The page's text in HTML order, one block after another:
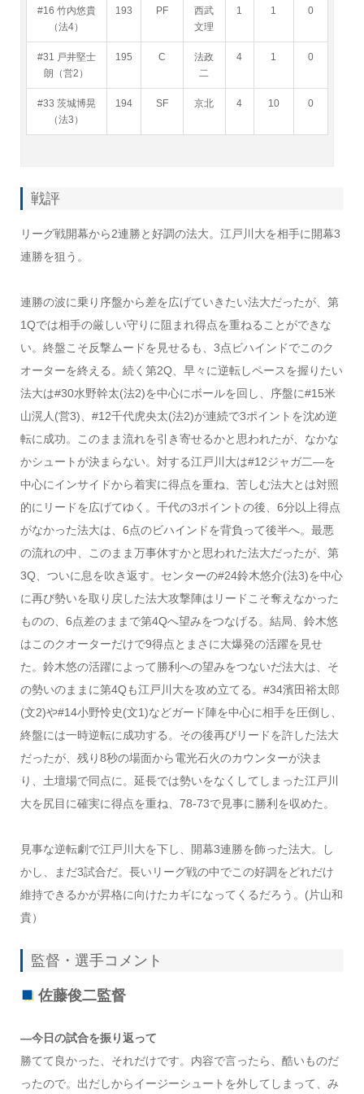
#16 竹内悠貴
（法4）
193 PF
西武
文理
1 1 0
#31 戸井堅士
朗（営2）
195 C
法政
二
4 1 0
#33 茨城博晃
（法3）
194 SF 京北 4 10 0
戦評
リーグ戦開幕から2連勝と好調の法大。江戸川大を相手に開幕3
連勝を狙う。
連勝の波に乗り序盤から差を広げていきたい法大だったが、第
1Qでは相手の厳しい守りに阻まれ得点を重ねることができな
い。終盤こそ反撃ムードを見せるも、3点ビハインドでこのク
オーターを終える。続く第2Q、早々に逆転しペースを握りたい
法大は#30水野幹太(法2)を中心にボールを回し、序盤に#15米
山滉人(営3)、#12千代虎央太(法2)が連続で3ポイントを沈め逆
転に成功。このまま流れを引き寄せるかと思われたが、なかな
かシュートが決まらない。対する江戸川大は#12ジャガ二―を
中心にインサイドから着実に得点を重ね、苦しむ法大とは対照
的にリードを広げてゆく。千代の3ポイントの後、6分以上得点
がなかった法大は、6点のビハインドを背負って後半へ。最悪
の流れの中、このまま万事休すかと思われた法大だったが、第
3Q、ついに息を吹き返す。センターの#24鈴木悠介(法3)を中心
に再び勢いを取り戻した法大攻撃陣はリードこそ奪えなかった
ものの、6点差のままで第4Qへ望みをつなげる。結局、鈴木悠
はこのクオーターだけで9得点とまさに大爆発の活躍を見せ
た。鈴木悠の活躍によって勝利への望みをつないだ法大は、そ
の勢いのままに第4Qも江戸川大を攻め立てる。#34濱田裕太郎
(文2)や#14小野怜史(文1)などガード陣を中心に相手を圧倒し、
終盤には一時逆転に成功する。その後再びリードを許した法大
だったが、残り8秒の場面から電光石火のカウンターが決ま
り、土壇場で同点に。延長では勢いをなくしてしまった江戸川
大を尻目に確実に得点を重ね、78-73で見事に勝利を収めた。
見事な逆転劇で江戸川大を下し、開幕3連勝を飾った法大。し
かし、まだ3試合だ。長いリーグ戦の中でこの好調をどれだけ
維持できるかが昇格に向けたカギになってくるだろう。(片山和
貴）
監督・選手コメント
佐藤俊二監督
―今日の試合を振り返って
勝てて良かった、それだけです。内容で言ったら、酷いものだ
ったので。出だしからイージーシュートを外してしまって、み